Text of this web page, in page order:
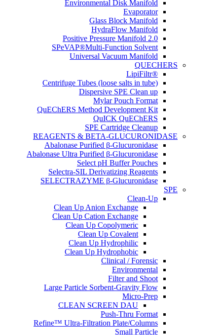
Environmental Disk Manifold
Evaporator
Glass Block Manifold
HydraFlow Manifold
Positive Pressure Manifold 2.0
SPeVAP®Multi-Function Solvent
Universal Vacuum Manifold
QUECHERS
®LipiFiltr
Centrifuge Tubes (loose salts in tube)
Dispersive SPE Clean up
Mylar Pouch Format
QuEChERS Method Development Kit
QuICK QuEChERS
SPE Cartridge Cleanup
REAGENTS & BETA-GLUCURONIDASE
Abalonase Purified β-Glucuronidase
Abalonase Ultra Purified β-Glucuronidase
Select pH Buffer Pouches
Selectra-SIL Derivatizing Reagents
SELECTRAZYME β-Glucuronidase
SPE
Clean-Up
Clean Up Anion Exchange
Clean Up Cation Exchange
Clean Up Copolymeric
Clean Up Covalent
Clean Up Hydrophilic
Clean Up Hydrophobic
Clinical / Forensic
Environmental
Filter and Shoot
Large Particle Sorbent-Gravity Flow
Micro-Prep
CLEAN SCREEN DAU
Push-Thru Format
Refine™ Ultra-Filtration Plate/Columns
Small Particle